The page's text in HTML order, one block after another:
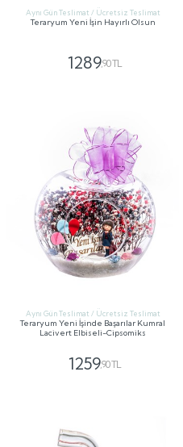
Aynı Gün Teslimat / Ücretsiz Teslimat
Teraryum Yeni İşin Hayırlı Olsun
1289,90 TL
Aynı Gün Teslimat / Ücretsiz Teslimat
Teraryum Yeni İşinde Başarılar Kumral
Lacivert Elbiseli-Cipsomiks
1259,90 TL